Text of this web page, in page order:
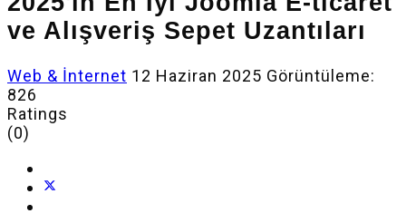
ve Alışveriş Sepet Uzantıları
Web & İnternet 12 Haziran 2025 Görüntüleme:
826
Ratings
(0)